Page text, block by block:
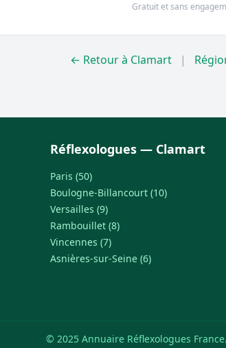
Gratuit et sans
← Retour à Clamart |
Réflexologues — Clamart
Paris (50)
Boulogne-Billancourt (10)
Versailles (9)
Rambouillet (8)
Vincennes (7)
Asnières-sur-Seine (6)
© 2025 Annuaire Réflexologues